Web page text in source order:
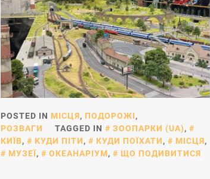
POSTED IN МІСЦЯ, ПОДОРОЖІ,
РОЗВАГИ
TAGGED IN ЗООПАРКИ (UA),
КИЇВ, КУДИ ПІТИ, КУДИ ПОЇХАТИ, МІСЦЯ,
МУЗЕЇ, ОКЕАНАРІУМ, ЩО ПОДИВИТИСЯ